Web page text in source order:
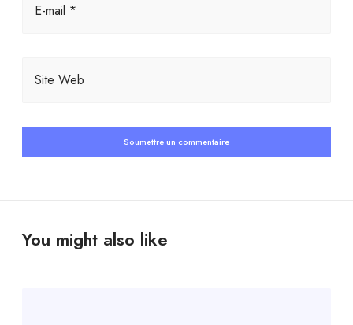
E-mail *
Site Web
You might also like